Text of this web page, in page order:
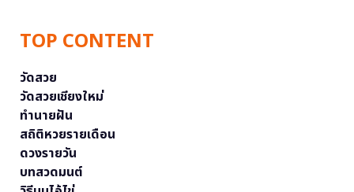
TOP CONTENT
วัดสวย
วัดสวยเชียงใหม่
ทำนายฝัน
สถิติหวยรายเดือน
ดวงรายวัน
บทสวดมนต์